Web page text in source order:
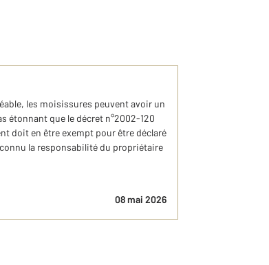
les moisissures peuvent avoir un
étonnant que le décret n°2002-120
doit en être exempt pour être déclaré
la responsabilité du propriétaire
08 mai 2026